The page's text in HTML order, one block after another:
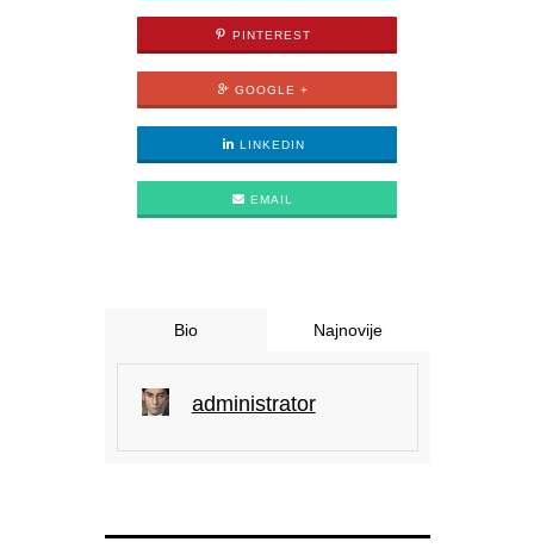
PINTEREST
GOOGLE +
LINKEDIN
EMAIL
Bio Najnovije
administrator